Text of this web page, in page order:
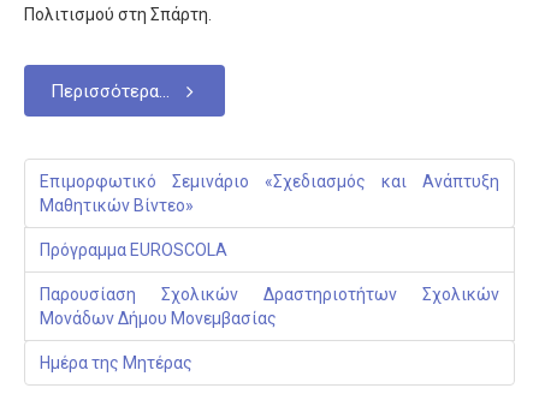
Πολιτισμού στη Σπάρτη.
Περισσότερα...
Επιμορφωτικό Σεμινάριο «Σχεδιασμός και Ανάπτυξη
Μαθητικών Βίντεο»
Πρόγραμμα EUROSCOLA
Παρουσίαση Σχολικών Δραστηριοτήτων Σχολικών
Μονάδων Δήμου Μονεμβασίας
Ημέρα της Μητέρας